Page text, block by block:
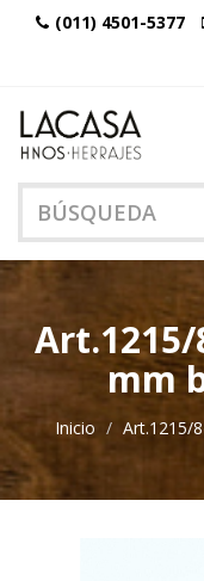
(011) 4501-5377
Art.1215/
mm
Inicio Art.1215/